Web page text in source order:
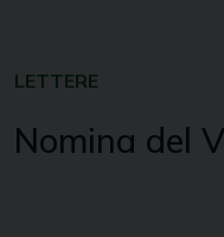
LETTERE
Nomina del